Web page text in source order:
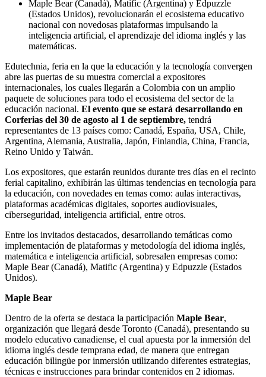
Maple Bear (Canadá), Matific (Argentina) y Edpuzzle
(Estados Unidos), revolucionarán el ecosistema educativo
nacional con novedosas plataformas impulsando la
inteligencia artificial, el aprendizaje del idioma inglés y las
matemáticas.
Edutechnia, feria en la que la educación y la tecnología convergen
abre las puertas de su muestra comercial a expositores
internacionales, los cuales llegarán a Colombia con un amplio
paquete de soluciones para todo el ecosistema del sector de la
educación nacional. El evento que se estará desarrollando en
Corferias del 30 de agosto al 1 de septiembre, tendrá
representantes de 13 países como: Canadá, España, USA, Chile,
Argentina, Alemania, Australia, Japón, Finlandia, China, Francia,
Reino Unido y Taiwán.
Los expositores, que estarán reunidos durante tres días en el recinto
ferial capitalino, exhibirán las últimas tendencias en tecnología para
la educación, con novedades en temas como: aulas interactivas,
plataformas académicas digitales, soportes audiovisuales,
ciberseguridad, inteligencia artificial, entre otros.
Entre los invitados destacados, desarrollando temáticas como
implementación de plataformas y metodología del idioma inglés,
matemática e inteligencia artificial, sobresalen empresas como:
Maple Bear (Canadá), Matific (Argentina) y Edpuzzle (Estados
Unidos).
Maple Bear
Dentro de la oferta se destaca la participación Maple Bear,
organización que llegará desde Toronto (Canadá), presentando su
modelo educativo canadiense, el cual apuesta por la inmersión del
idioma inglés desde temprana edad, de manera que entregan
educación bilingüe por inmersión utilizando diferentes estrategias,
técnicas e instrucciones para brindar contenidos en 2 idiomas.